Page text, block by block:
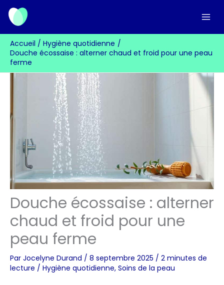
Aller
contenu
Accueil
Hygiène quotidienne
Douche écossaise : alterner chaud et froid pour une peau
ferme
Douche écossaise : alterner
chaud et froid pour une
peau ferme
Par Jocelyne Durand / 8 septembre 2025 / 2 minutes de
lecture / Hygiène quotidienne, Soins de la peau